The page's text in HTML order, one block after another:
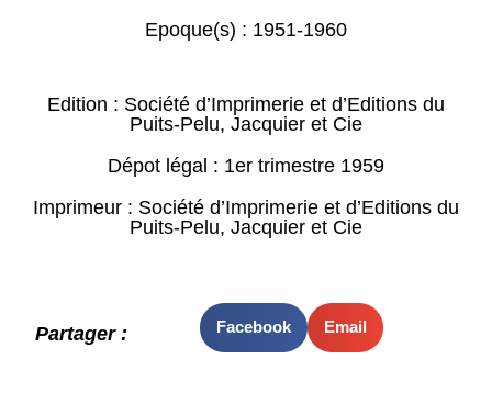
Epoque(s) : 1951-1960
Edition : Société d’Imprimerie et d’Editions du
Puits-Pelu, Jacquier et Cie
Dépot légal : 1er trimestre 1959
Imprimeur : Société d’Imprimerie et d’Editions du
Puits-Pelu, Jacquier et Cie
Partager : Facebook Email